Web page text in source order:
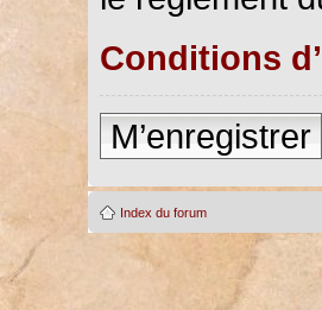
Conditions
M’enregistrer
Index du forum